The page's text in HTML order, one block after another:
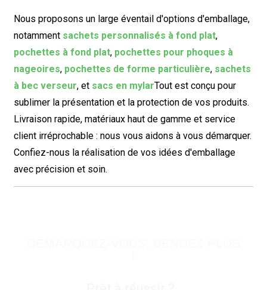
Nous proposons un large éventail d'options d'emballage,
notamment sachets personnalisés à fond plat,
pochettes à fond plat, pochettes pour phoques à
nageoires, pochettes de forme particulière, sachets
à bec verseur, et sacs en mylarTout est conçu pour
sublimer la présentation et la protection de vos produits.
Livraison rapide, matériaux haut de gamme et service
client irréprochable : nous vous aidons à vous démarquer.
Confiez-nous la réalisation de vos idées d'emballage
avec précision et soin.